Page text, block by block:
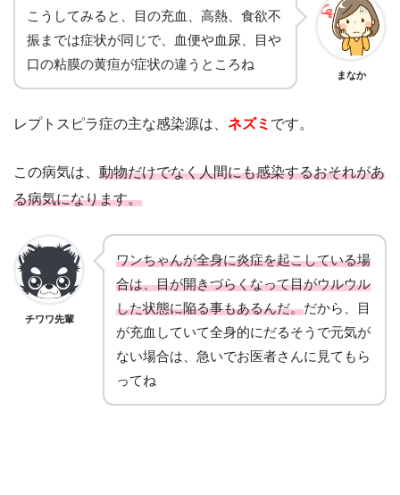
こうしてみると、目の充血、高熱、食欲不
振までは症状が同じで、血便や血尿、目や
口の粘膜の黄疸が症状の違うところね
まなか
レプトスピラ症の主な感染源は、 ネズミ です。
この病気は、 動物だけでなく人間にも感染するおそれがあ
る病気になります。
チワワ先輩
ワンちゃんが全身に炎症を起こしている場
合は、目が開きづらくなって目がウルウル
した状態に陥る事もあるんだ。だから、目
が充血していて全身的にだるそうで元気が
ない場合は、急いでお医者さんに見てもら
ってね